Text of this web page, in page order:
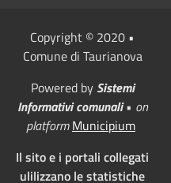
Copyright © 2020 •
Comune di Taurianova
Powered by Sistemi
Informativi comunali• on
platform Municipium
Il sito e i portali collegati
ulilizzano le statistiche